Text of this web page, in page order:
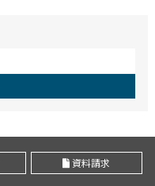
資料請求